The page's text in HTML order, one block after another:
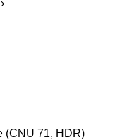
(CNU 71, HDR)